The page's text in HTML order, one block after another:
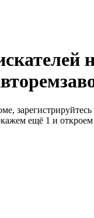
зарегистрируйтесь
ещё 1 и